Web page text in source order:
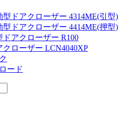
ドアクローザー 4314ME(引型)
ドアクローザー 4414ME(押型)
ドアクローザー R100
クローザー LCN4040XP
ード